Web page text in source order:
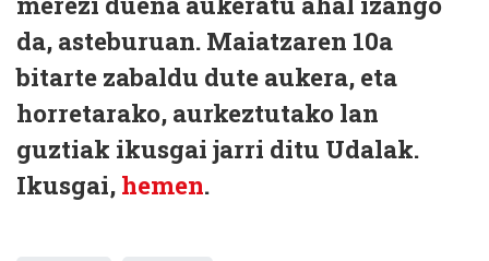
da, asteburuan. Maiatzaren 10a
bitarte zabaldu dute aukera, eta
horretarako, aurkeztutako lan
guztiak ikusgai jarri ditu Udalak.
Ikusgai, hemen.